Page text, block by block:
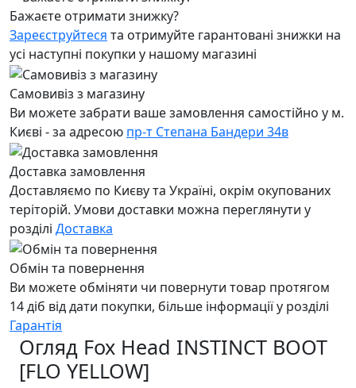
Бажаєте отримати знижку?
Зареєструйтеся та отримуйте гарантовані знижки на
усі наступні покупки у нашому магазині
Самовивіз з магазину
Ви можете забрати ваше замовлення самостійно у м.
Києві - за адресою пр-т Степана Бандери 34в
Доставка замовлення
Доставляємо по Києву та Україні, окрім окупованих
теріторій. Умови доставки можна переглянути у
розділі Доставка
Обмін та повернення
Ви можете обміняти чи повернути товар протягом
14 діб від дати покупки, більше інформації у розділі
Гарантія
Огляд Fox Head INSTINCT BOOT
[FLO YELLOW]